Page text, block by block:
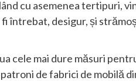
cu asemenea tertipuri,
întrebat, desigur, și
cele mai dure măsuri
de fabrici de mobilă